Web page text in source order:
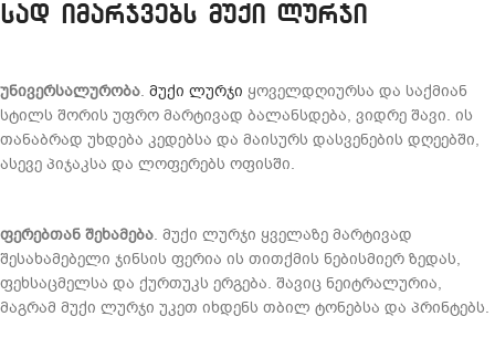
სად იმარჯვებს მუქი ლურჯი
უნივერსალურობა. მუქი ლურჯი ყოველდღიურსა და საქმიან
სტილს შორის უფრო მარტივად ბალანსდება, ვიდრე შავი. ის
თანაბრად უხდება კედებსა და მაისურს დასვენების დღეებში,
ასევე პიჯაკსა და ლოფერებს ოფისში.
ფერებთან შეხამება. მუქი ლურჯი ყველაზე მარტივად
შესახამებელი ჯინსის ფერია ის თითქმის ნებისმიერ ზედას,
ფეხსაცმელსა და ქურთუკს ერგება. შავიც ნეიტრალურია,
მაგრამ მუქი ლურჯი უკეთ იხდენს თბილ ტონებსა და პრინტებს.